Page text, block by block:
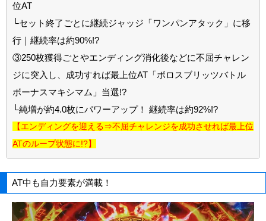
位AT
└セット終了ごとに継続ジャッジ「ワンパンアタック」に移
行｜継続率は約90%!?
③250枚獲得ごとやエンディング消化後などに不屈チャレン
ジに突入し、成功すれば最上位AT「ボロスブリッツバトル
ボーナスマキシマム」当選!?
└純増が約4.0枚にパワーアップ！ 継続率は約92%!?
【エンディングを迎える⇒不屈チャレンジを成功させれば最上位
ATのループ状態に!?】
AT中も自力要素が満載！